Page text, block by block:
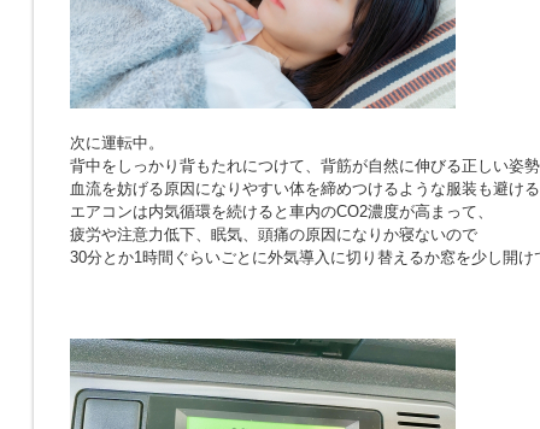
次に運転中。
背中をしっかり背もたれにつけて、背筋が自然に伸びる正しい姿
血流を妨げる原因になりやすい体を締めつけるような服装も避け
エアコンは内気循環を続けると車内のCO2濃度が高まって、
疲労や注意力低下、眠気、頭痛の原因になりか寝ないので
30分とか1時間ぐらいごとに外気導入に切り替えるか窓を少し開け